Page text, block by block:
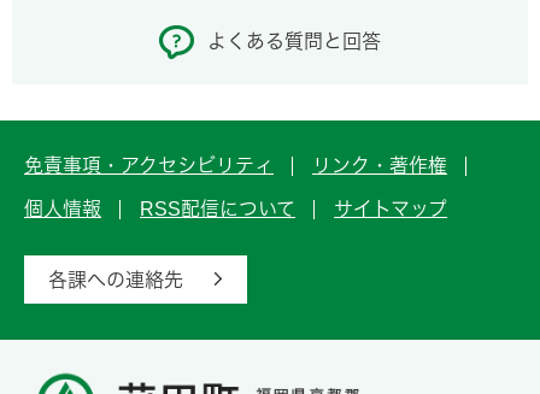
よくある質問と回答
免責事項・アクセシビリティ リンク・著作権
個人情報 RSS配信について サイトマップ
各課への連絡先